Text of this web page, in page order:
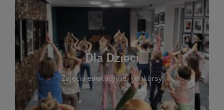
Dla Dzieci
Zajęcia edukacyjne, konkursy
informacje o zajęciach edukacyjnych, konkursach
plastycznych i spotkaniach z autorami książek dla
dzieci. Biblioteka oferuje bogaty wybór bajek,
opowiadań i lektur szkolnych, a także przyjazny
kącik do wspólnego czytania. Pragniemy
rozbudzać miłość do książek od najmłodszych lat.
Zapraszamy do wspólnej zabawy i odkrywania
świata literatury!